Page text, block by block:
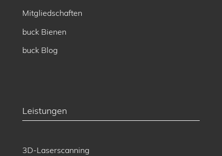
Mitgliedschaften
buck Bienen
buck Blog
Leistungen
3D-Laserscanning